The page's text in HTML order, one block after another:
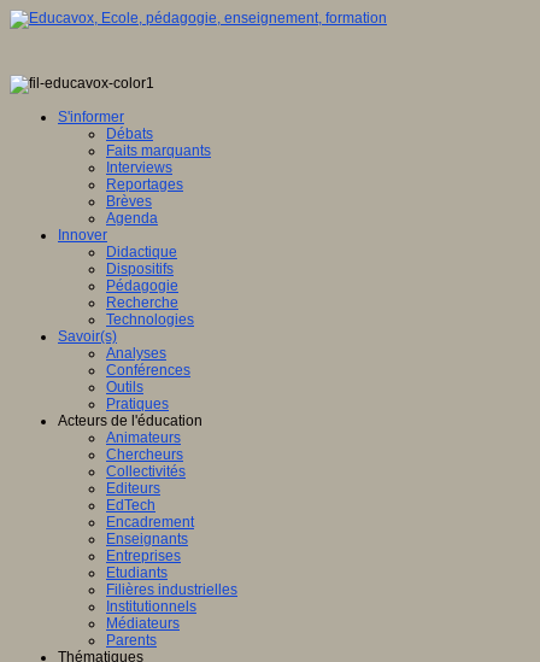
S'informer
Débats
Faits marquants
Interviews
Reportages
Brèves
Agenda
Innover
Didactique
Dispositifs
Pédagogie
Recherche
Technologies
Savoir(s)
Analyses
Conférences
Outils
Pratiques
Acteurs de l'éducation
Animateurs
Chercheurs
Collectivités
Editeurs
EdTech
Encadrement
Enseignants
Entreprises
Etudiants
Filières industrielles
Institutionnels
Médiateurs
Parents
Thématiques